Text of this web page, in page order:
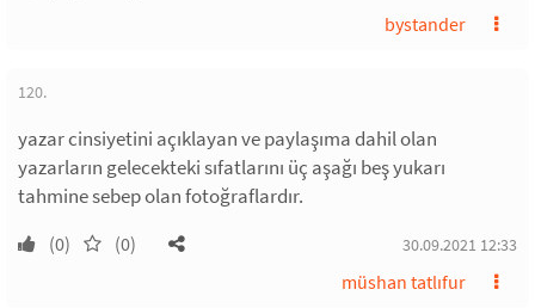
bystander
120.
yazar cinsiyetini açıklayan ve paylaşıma dahil olan
yazarların gelecekteki sıfatlarını üç aşağı beş yukarı
tahmine sebep olan fotoğraflardır.
(0) (0) 30.09.2021 12:33
müshan tatlıfur